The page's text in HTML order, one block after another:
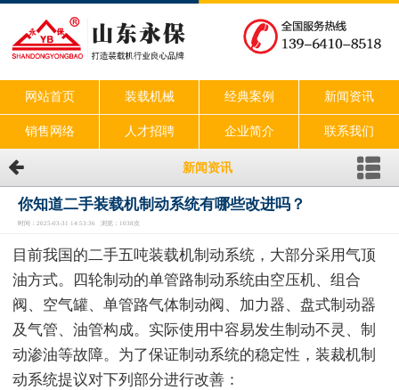
网站首页 装载机械 经典案例 新闻资讯
销售网络 人才招聘 企业简介 联系我们
新闻资讯
你知道二手装载机制动系统有哪些改进吗？
时间：2025-03-31 14:53:36 浏览：1038次
目前我国的二手五吨装载机制动系统，大部分采用气顶
油方式。四轮制动的单管路制动系统由空压机、组合
阀、空气罐、单管路气体制动阀、加力器、盘式制动器
及气管、油管构成。实际使用中容易发生制动不灵、制
动渗油等故障。为了保证制动系统的稳定性，装裁机制
动系统提议对下列部分进行改善：